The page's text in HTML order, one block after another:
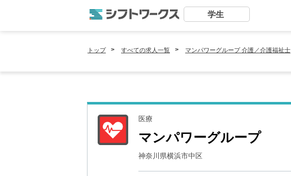
学生
トップ すべての求人一覧 マンパワーグループ 介護／介護福祉士
医療
マンパワーグループ
神奈川県横浜市中区